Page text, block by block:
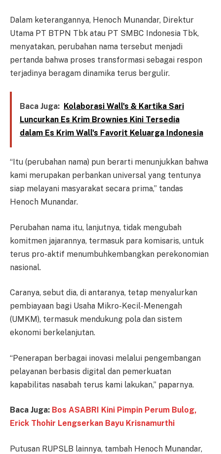
Dalam keterangannya, Henoch Munandar, Direktur
Utama PT BTPN Tbk atau PT SMBC Indonesia Tbk,
menyatakan, perubahan nama tersebut menjadi
pertanda bahwa proses transformasi sebagai respon
terjadinya beragam dinamika terus bergulir.
Baca Juga: Kolaborasi Wall's & Kartika Sari
Luncurkan Es Krim Brownies Kini Tersedia
dalam Es Krim Wall's Favorit Keluarga Indonesia
“Itu (perubahan nama) pun berarti menunjukkan bahwa
kami merupakan perbankan universal yang tentunya
siap melayani masyarakat secara prima,” tandas
Henoch Munandar.
Perubahan nama itu, lanjutnya, tidak mengubah
komitmen jajarannya, termasuk para komisaris, untuk
terus pro-aktif menumbuhkembangkan perekonomian
nasional.
Caranya, sebut dia, di antaranya, tetap menyalurkan
pembiayaan bagi Usaha Mikro-Kecil-Menengah
(UMKM), termasuk mendukung pola dan sistem
ekonomi berkelanjutan.
“Penerapan berbagai inovasi melalui pengembangan
pelayanan berbasis digital dan pemerkuatan
kapabilitas nasabah terus kami lakukan,” paparnya.
Baca Juga: Bos ASABRI Kini Pimpin Perum Bulog,
Erick Thohir Lengserkan Bayu Krisnamurthi
Putusan RUPSLB lainnya, tambah Henoch Munandar,